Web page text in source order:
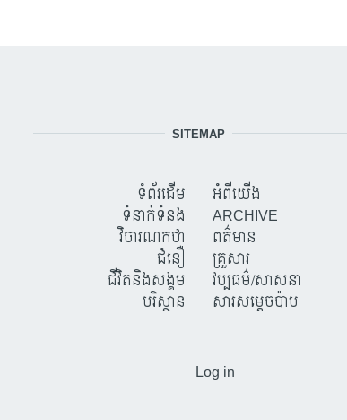
SITEMAP
ទំព័រដើម
ទំនាក់ទំនង
វិចារណកថា
ជំនឿ
ជីវិតនិងសង្គម
បរិស្ថាន
អំពីយើង
ARCHIVE
ពត៌មាន
គ្រួសារ
វប្បធម៌/សាសនា
សារសម្តេចប៉ាប
Log in